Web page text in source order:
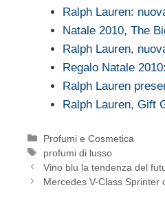
Ralph Lauren:
Natale 2010, The
Ralph Lauren,
Regalo Natale
Ralph Lauren
Ralph Lauren, Gift
Categorie
Profumi e Cosmetica
Tag
profumi di lusso
Vino blu la tendenza del
Mercedes V-Class Sprinter